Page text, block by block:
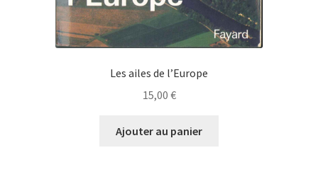
Les ailes de l’Europe
15,00 €
Ajouter au panier